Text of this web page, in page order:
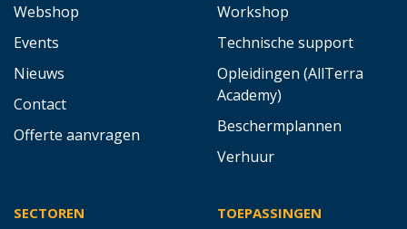
Webshop
Events
Nieuws
Contact
Offerte aanvragen
Workshop
Technische support
Opleidingen (AllTerra
Academy)
Beschermplannen
Verhuur
SECTOREN TOEPASSINGEN